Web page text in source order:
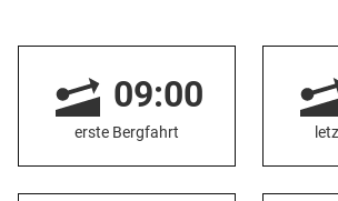
09:00
erste Bergfahrt